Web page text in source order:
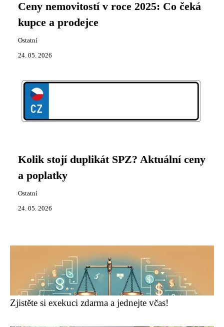
Ceny nemovitostí v roce 2025: Co čeká
kupce a prodejce
Ostatní
24. 05. 2026
Kolik stojí duplikát SPZ? Aktuální ceny
a poplatky
Ostatní
24. 05. 2026
Zjistěte si exekuci zdarma a jednejte včas!